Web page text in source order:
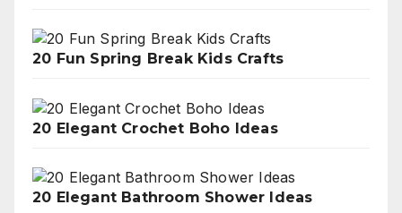
20 Fun Spring Break Kids Crafts
20 Elegant Crochet Boho Ideas
20 Elegant Bathroom Shower Ideas